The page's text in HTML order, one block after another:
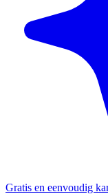
Gratis en eenvoudig